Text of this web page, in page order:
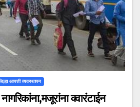
आपत्ती व्यवस्थापन
नागरिकांना,मजूरांना क्वारंटाईन